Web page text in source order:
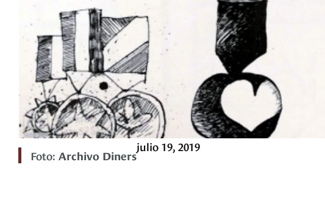
Foto: Archivo Diners
julio 19, 2019